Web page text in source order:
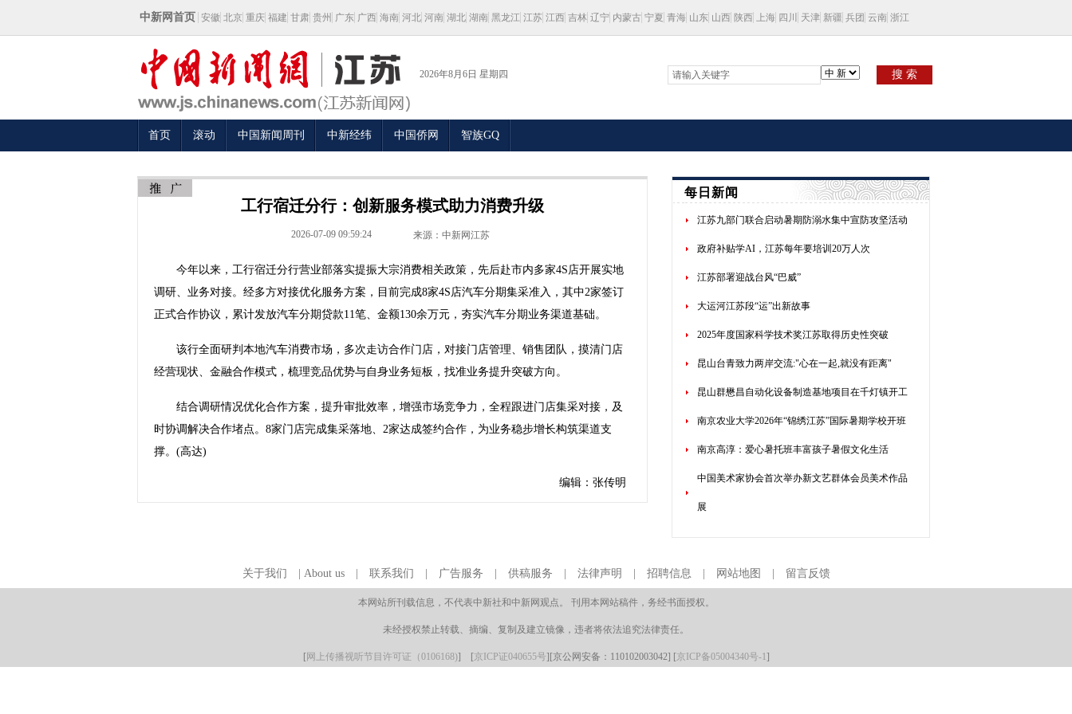
中新网首页 安徽 北京 重庆 福建 甘肃 贵州 广东 广西 海南 河北 河南 湖北 湖南 黑龙江 江苏 江西 吉林 辽宁 内蒙古 宁夏 青海 山东 山西 陕西 上海 四川 天津 新疆 兵团 云南 浙江
2026年8月6日 星期四 搜 索
首页 滚动 中国新闻周刊 中新经纬 中国侨网 智族GQ
工行宿迁分行：创新服务模式助力消费升级
2026-07-09 09:59:24 来源：中新网江苏
今年以来，工行宿迁分行营业部落实提振大宗消费相关政策，先后赴市内多家4S店开展实地
调研、业务对接。经多方对接优化服务方案，目前完成8家4S店汽车分期集采准入，其中2家签订
正式合作协议，累计发放汽车分期贷款11笔、金额130余万元，夯实汽车分期业务渠道基础。
该行全面研判本地汽车消费市场，多次走访合作门店，对接门店管理、销售团队，摸清门店
经营现状、金融合作模式，梳理竞品优势与自身业务短板，找准业务提升突破方向。
结合调研情况优化合作方案，提升审批效率，增强市场竞争力，全程跟进门店集采对接，及
时协调解决合作堵点。8家门店完成集采落地、2家达成签约合作，为业务稳步增长构筑渠道支
撑。(高达)
编辑：张传明
每日新闻
江苏九部门联合启动暑期防溺水集中宣防攻坚活动
政府补贴学AI，江苏每年要培训20万人次
江苏部署迎战台风“巴威”
大运河江苏段“运”出新故事
2025年度国家科学技术奖江苏取得历史性突破
昆山台青致力两岸交流:"心在一起,就没有距离"
昆山群懋昌自动化设备制造基地项目在千灯镇开工
南京农业大学2026年“锦绣江苏”国际暑期学校开班
南京高淳：爱心暑托班丰富孩子暑假文化生活
中国美术家协会首次举办新文艺群体会员美术作品
展
关于我们 About us| 联系我们 广告服务 供稿服务 法律声明 招聘信息 网站地图 留言反馈
本网站所刊载信息，不代表中新社和中新网观点。 刊用本网站稿件，务经书面授权。
未经授权禁止转载、摘编、复制及建立镜像，违者将依法追究法律责任。
[网上传播视听节目许可证（0106168)] [京ICP证040655号][京公网安备：110102003042] [京ICP备05004340号-1]